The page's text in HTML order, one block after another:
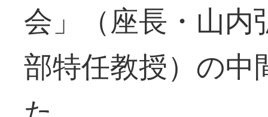
会」（座長・山内
部特任教授）の